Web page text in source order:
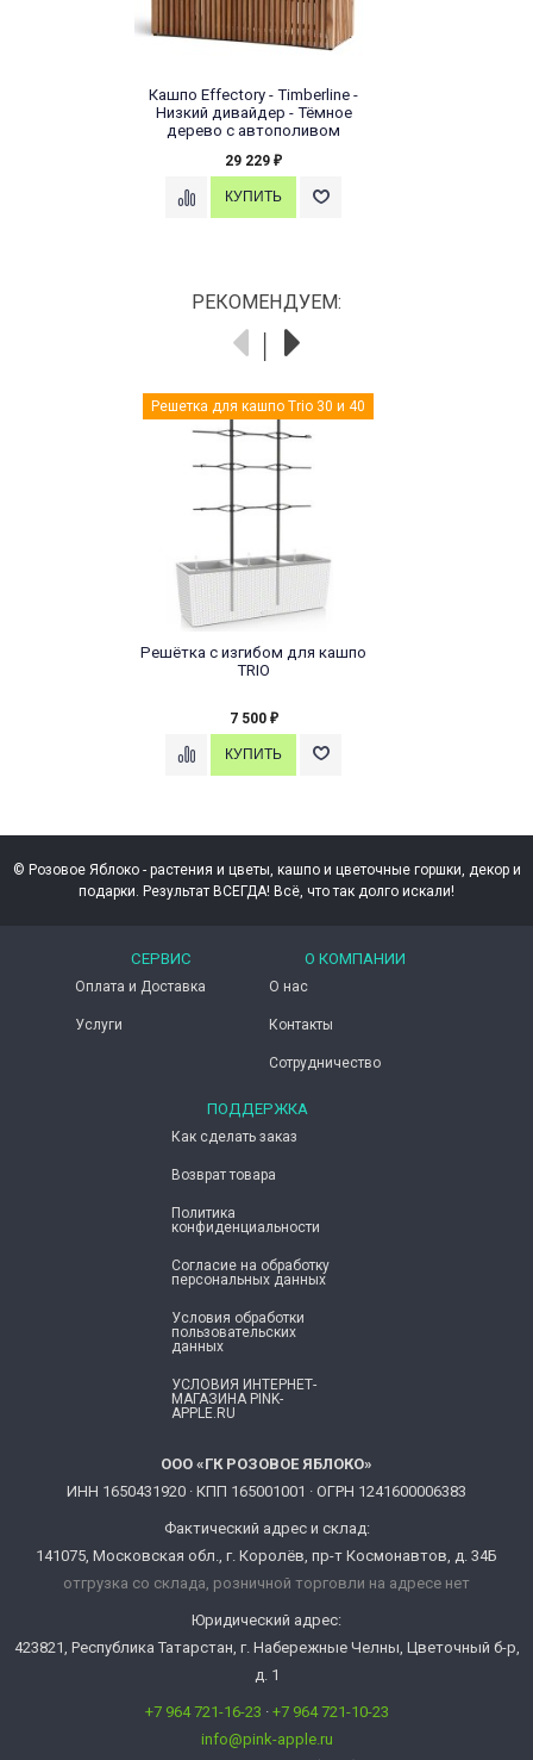
Кашпо Effectory - Timberline -
Низкий дивайдер - Тёмное
дерево с автополивом
29 229 ₽
РЕКОМЕНДУЕМ:
Решетка для кашпо Trio 30 и 40
Решётка с изгибом для кашпо
TRIO
7 500 ₽
© Розовое Яблоко - растения и цветы, кашпо и цветочные горшки, декор и
подарки. Результат ВСЕГДА! Всё, что так долго искали!
СЕРВИС
Оплата и Доставка
Услуги
О КОМПАНИИ
О нас
Контакты
Сотрудничество
ПОДДЕРЖКА
Как сделать заказ
Возврат товара
Политика
конфиденциальности
Согласие ​на обработку
персональных данных
Условия обработки
пользовательских
данных
УСЛОВИЯ ИНТЕРНЕТ-
МАГАЗИНА PINK-
APPLE.RU
ООО «ГК РОЗОВОЕ ЯБЛОКО»
ИНН 1650431920 · КПП 165001001 · ОГРН 1241600006383
Фактический адрес и склад:
141075, Московская обл., г. Королёв, пр-т Космонавтов, д. 34Б
отгрузка со склада, розничной торговли на адресе нет
Юридический адрес:
423821, Республика Татарстан, г. Набережные Челны, Цветочный б-р,
д. 1
+7 964 721-16-23 · +7 964 721-10-23
info@pink-apple.ru